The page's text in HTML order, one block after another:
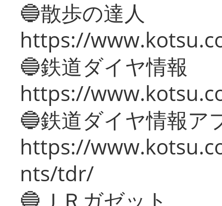
🔵散歩の達人
https://
🔵鉄道ダイヤ情報
https://
🔵鉄道ダイヤ情報ア
https://
nts/tdr/
🔵ＪＲガゼット